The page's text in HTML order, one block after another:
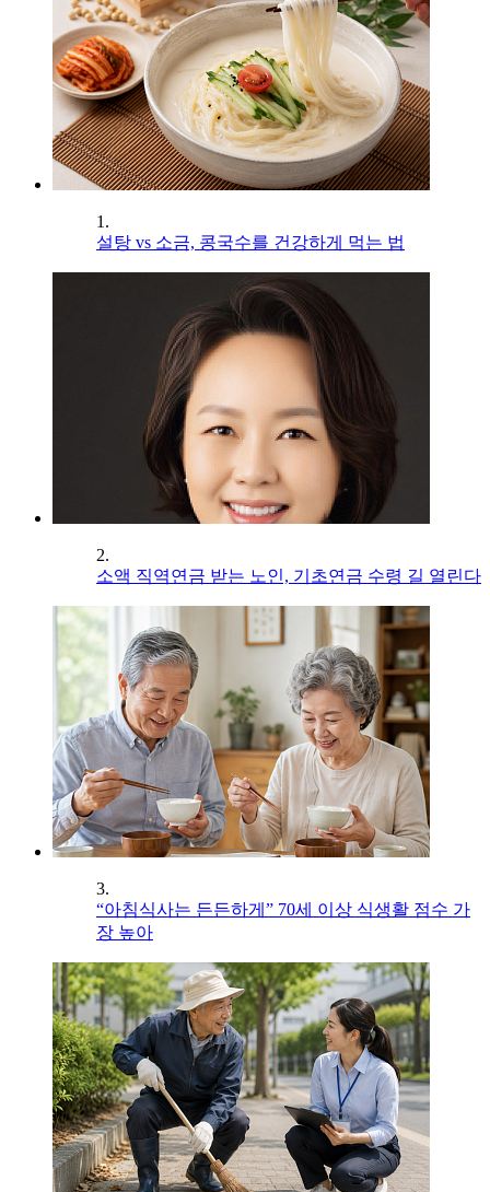
1.
설탕 vs 소금, 콩국수를 건강하게 먹는 법
2.
소액 직역연금 받는 노인, 기초연금 수령 길 열린다
3.
“아침식사는 든든하게” 70세 이상 식생활 점수 가
장 높아